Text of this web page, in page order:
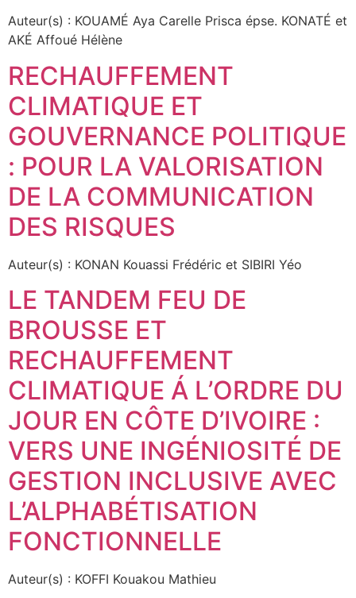
Auteur(s) : KOUAMÉ Aya Carelle Prisca épse. KONATÉ et
AKÉ Affoué Hélène
RECHAUFFEMENT
CLIMATIQUE ET
GOUVERNANCE POLITIQUE
: POUR LA VALORISATION
DE LA COMMUNICATION
DES RISQUES
Auteur(s) : KONAN Kouassi Frédéric et SIBIRI Yéo
LE TANDEM FEU DE
BROUSSE ET
RECHAUFFEMENT
CLIMATIQUE Á L’ORDRE DU
JOUR EN CÔTE D’IVOIRE :
VERS UNE INGÉNIOSITÉ DE
GESTION INCLUSIVE AVEC
L’ALPHABÉTISATION
FONCTIONNELLE
Auteur(s) : KOFFI Kouakou Mathieu